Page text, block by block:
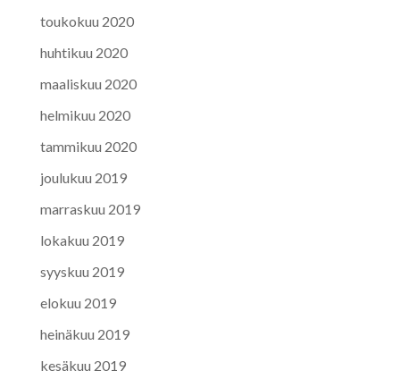
toukokuu 2020
huhtikuu 2020
maaliskuu 2020
helmikuu 2020
tammikuu 2020
joulukuu 2019
marraskuu 2019
lokakuu 2019
syyskuu 2019
elokuu 2019
heinäkuu 2019
kesäkuu 2019